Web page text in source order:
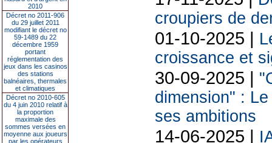
2010
Décret no 2011-906
du 29 juillet 2011
modifiant le décret no
59-1489 du 22
décembre 1959
portant
réglementation des
jeux dans les casinos
des stations
balnéaires, thermales
et climatiques
Décret no 2010-605
du 4 juin 2010 relatif à
la proportion
maximale des
sommes versées en
moyenne aux joueurs
par les opérateurs
croupiers de
01-10-2025 |
croissance et
30-09-2025 |
dimension" :
ses ambitions
14-06-2025 |